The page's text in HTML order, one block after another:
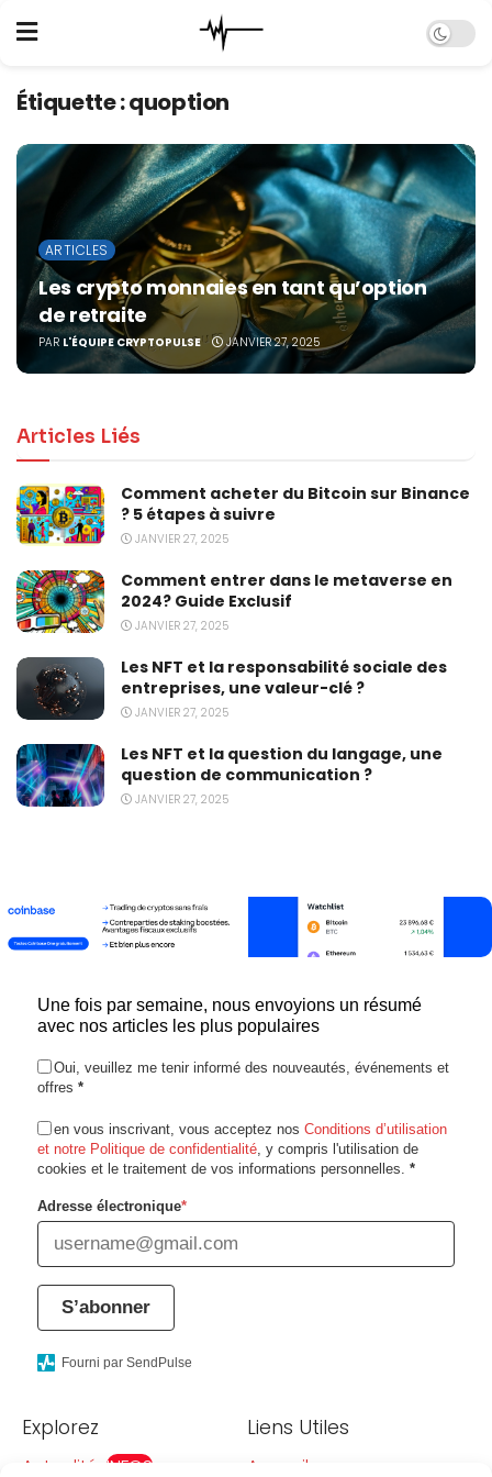
Étiquette :quoption
ARTICLES
Les crypto monnaies en tant qu’option
de retraite
PAR L'ÉQUIPE CRYPTOPULSE JANVIER 27, 2025
Articles Liés
Comment acheter du Bitcoin sur Binance
? 5 étapes à suivre
JANVIER 27, 2025
Comment entrer dans le metaverse en
2024? Guide Exclusif
JANVIER 27, 2025
Les NFT et la responsabilité sociale des
entreprises, une valeur-clé ?
JANVIER 27, 2025
Les NFT et la question du langage, une
question de communication ?
JANVIER 27, 2025
Une fois par semaine, nous envoyions un résumé
avec nos articles les plus populaires
Oui, veuillez me tenir informé des nouveautés, événements et
offres *
en vous inscrivant, vous acceptez nos Conditions d’utilisation
et notre Politique de confidentialité, y compris l'utilisation de
cookies et le traitement de vos informations personnelles. *
Adresse électronique*
S’abonner
Fourni par SendPulse
Explorez
Actualités INFOS
Liens Utiles
Acceuil